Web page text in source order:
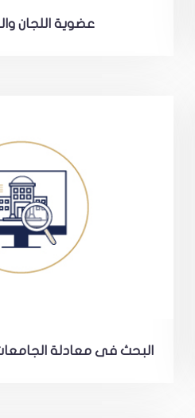
عضوية اللجان
البحث فى معادلة